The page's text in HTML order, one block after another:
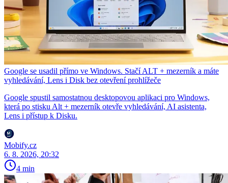
Google se usadil přímo ve Windows. Stačí ALT + mezerník a máte
vyhledávání, Lens i Disk bez otevření prohlížeče
Google spustil samostatnou desktopovou aplikaci pro Windows,
která po stisku Alt + mezerník otevře vyhledávání, AI asistenta,
Lens i přístup k Disku.
Mobify.cz
6. 8. 2026, 20:32
4 min